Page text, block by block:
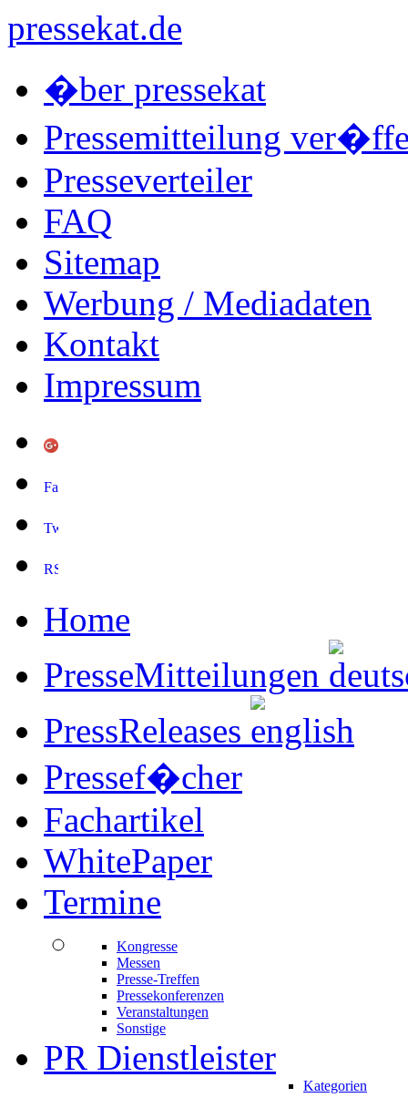
pressekat.de
�ber pressekat
Pressemitteilung
Presseverteiler
FAQ
Sitemap
Werbung / Mediadaten
Kontakt
Impressum
Home
PresseMitteilungen
PressReleases
Pressef�cher
Fachartikel
WhitePaper
Termine
Kongresse
Messen
Presse-Treffen
Pressekonferenzen
Veranstaltungen
Sonstige
PR Dienstleister
Kategorien